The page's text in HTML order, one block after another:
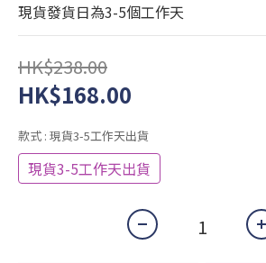
現貨發貨日為3-5個工作天
HK$238.00
HK$168.00
款式 : 現貨3-5工作天出貨
現貨3-5工作天出貨